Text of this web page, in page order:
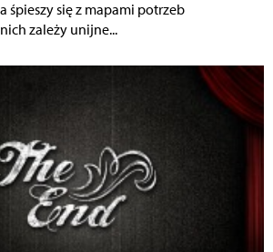
śpieszy się z mapami potrzeb
zależy unijne...